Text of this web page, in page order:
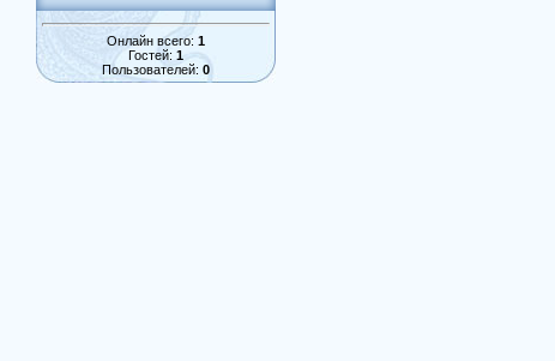
Онлайн всего: 1
Гостей: 1
Пользователей: 0